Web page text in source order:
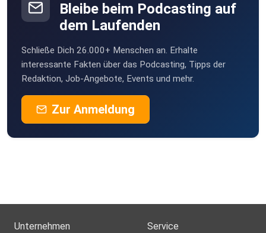
Bleibe beim Podcasting auf
dem Laufenden
Schließe Dich 26.000+ Menschen an. Erhalte
interessante Fakten über das Podcasting, Tipps der
Redaktion, Job-Angebote, Events und mehr.
Zur Anmeldung
Unternehmen Service